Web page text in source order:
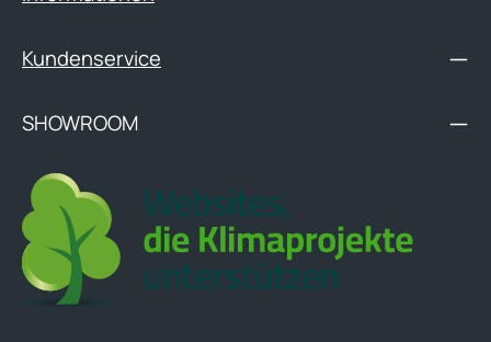
Kundenservice
SHOWROOM